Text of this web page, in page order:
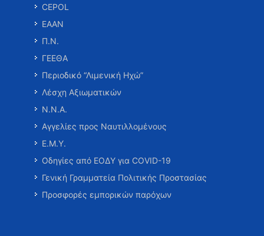
CEPOL
ΕΑΑΝ
Π.Ν.
ΓΕΕΘΑ
Περιοδικό “Λιμενική Ηχώ”
Λέσχη Αξιωματικών
Ν.Ν.Α.
Αγγελίες προς Ναυτιλλομένους
Ε.Μ.Υ.
Οδηγίες από ΕΟΔΥ για COVID-19
Γενική Γραμματεία Πολιτικής Προστασίας
Προσφορές εμπορικών παρόχων